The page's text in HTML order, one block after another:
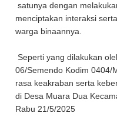
satunya dengan
menciptakan interaksi
warga binaannya.
Seperti yang dilakukan
06/Semendo Kodim 0404/
rasa keakraban serta
di Desa Muara Dua
Rabu 21/5/2025